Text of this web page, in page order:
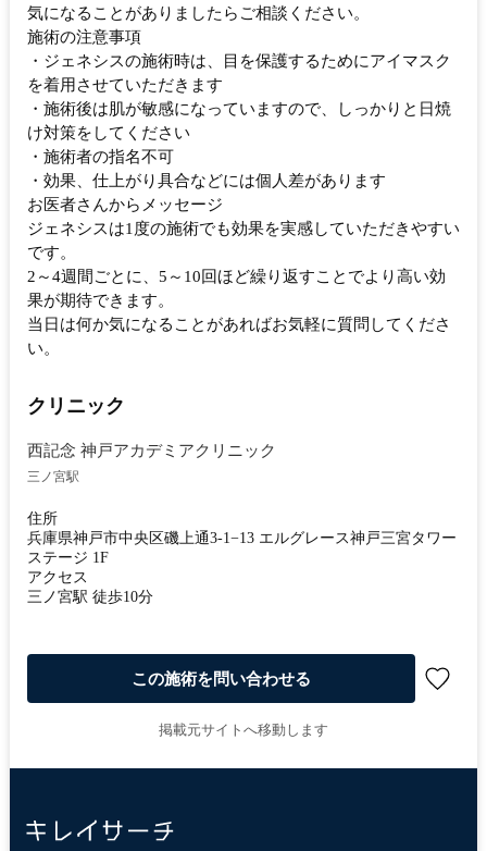
気になることがありましたらご相談ください。
施術の注意事項
・ジェネシスの施術時は、目を保護するためにアイマスク
を着用させていただきます
・施術後は肌が敏感になっていますので、しっかりと日焼
け対策をしてください
・施術者の指名不可
・効果、仕上がり具合などには個人差があります
お医者さんからメッセージ
ジェネシスは1度の施術でも効果を実感していただきやすい
です。
2～4週間ごとに、5～10回ほど繰り返すことでより高い効
果が期待できます。
当日は何か気になることがあればお気軽に質問してくださ
い。
クリニック
西記念 神戸アカデミアクリニック
三ノ宮駅
住所
兵庫県神戸市中央区磯上通3-1−13 エルグレース神戸三宮タワー
ステージ 1F
アクセス
三ノ宮駅 徒歩10分
この施術を問い合わせる
掲載元サイトへ移動します